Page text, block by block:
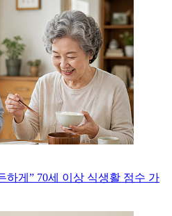
하게” 70세 이상 식생활 점수 가